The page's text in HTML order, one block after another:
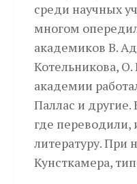
среди научных
многом
академиков В.
Котельникова,
академии
Паллас и
где переводили,
литературу. При
Кунсткамера,